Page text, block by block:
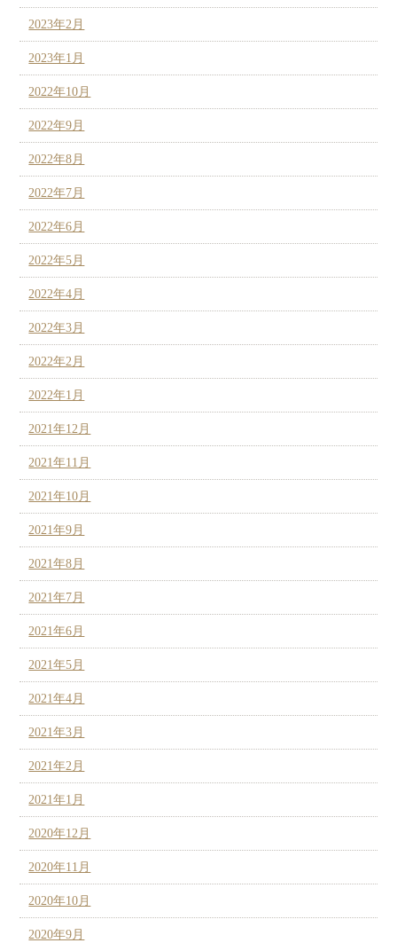
2023年2月
2023年1月
2022年10月
2022年9月
2022年8月
2022年7月
2022年6月
2022年5月
2022年4月
2022年3月
2022年2月
2022年1月
2021年12月
2021年11月
2021年10月
2021年9月
2021年8月
2021年7月
2021年6月
2021年5月
2021年4月
2021年3月
2021年2月
2021年1月
2020年12月
2020年11月
2020年10月
2020年9月